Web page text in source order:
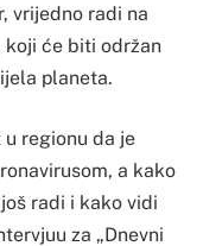
vrijedno radi na
koji će biti održan
planeta.
regionu da je
a kako
radi i kako vidi
za „Dnevni